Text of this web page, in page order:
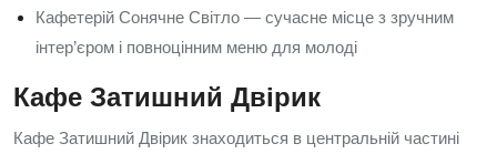
Кафетерій Сонячне Світло — сучасне місце з зручним
інтер’єром і повноцінним меню для молоді
Кафе Затишний Двірик
Кафе Затишний Двірик знаходиться в центральній частині